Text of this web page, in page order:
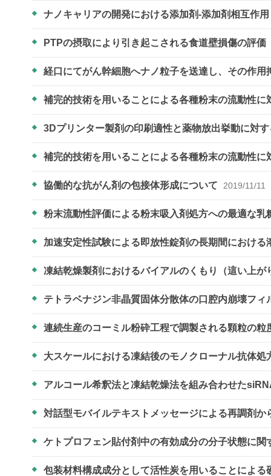
ナノキャリアの開発における添加剤-添加剤相互作
PTPの摂取により引き起こされる食道壁損傷の評価
経口にてがん幹細胞へナノ粒子を送達し、その作
補完的技術を用いることによる各種粉末の流動性
3Dプリンター製剤の印刷適性と薬物放出挙動に対
補完的技術を用いることによる各種粉末の流動性
協働的な抗がん剤の包接体形成について 2019/11/11
粉末流動性評価による粉末吸入剤処方への最適な
加速安定性試験による即放性錠剤の長期間におけ
凍結乾燥製剤におけるバイアルのくもり（這い上
テトラベナジン非晶質固体分散体の口腔内崩壊フィ
連続生産のコーミル粉砕工程で調製される顆粒の
大スケールにおける凍結後のモノクローナル抗体
アルコール希釈法と凍結乾燥法を組み合わせた
対話型モバイルテキストメッセージによる再調剤
ケトプロフェン貼付剤中の有効成分の分子状態に
包装材料構成成分として活性炭を用いることによ